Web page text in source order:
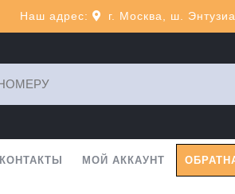
Наш адрес: г. Москва, ш.
КОНТАКТЫ МОЙ АККАУНТ